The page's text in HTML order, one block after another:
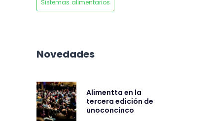
Sistemas alimentarios
Novedades
Alimentta en la
tercera edición de
unoconcinco